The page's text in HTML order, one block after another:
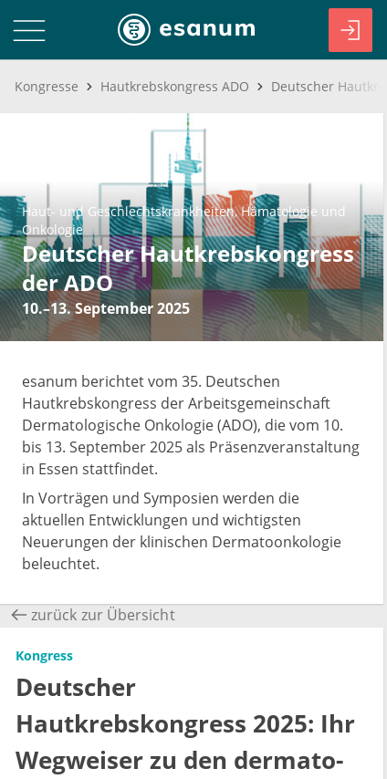
Kongresse Hautkrebskongress ADO
Haut- und Geschlechtskrankheiten Hämatologie und
Onkologie
Deutscher Hautkrebskongress
der ADO
10.–13. September 2025
esanum berichtet vom 35. Deutschen
Hautkrebskongress der Arbeitsgemeinschaft
Dermatologische Onkologie (ADO), die vom 10.
bis 13. September 2025 als Präsenzveranstaltung
in Essen stattfindet.
In Vorträgen und Symposien werden die
aktuellen Entwicklungen und wichtigsten
Neuerungen der klinischen Dermatoonkologie
beleuchtet.
zurück zur Übersicht
Kongress
Deutscher
Hautkrebskongress 2025: Ihr
Wegweiser zu den dermato-